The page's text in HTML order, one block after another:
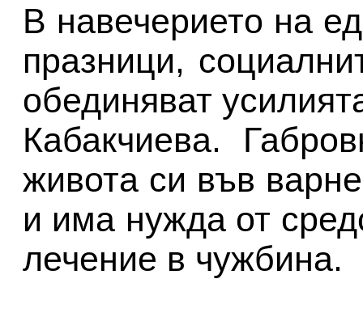
В навечерието на
празници,
обединяват
Кабакчиева.
живота си във
и има нужда от
лечение в чужбина.